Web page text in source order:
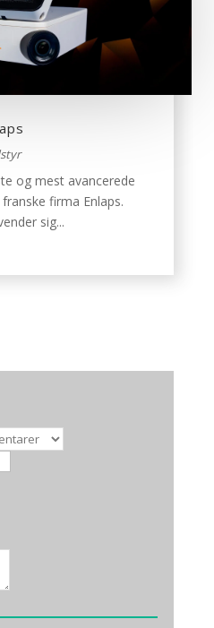
og mest avancerede
firma Enlaps.
sig...
Facebook